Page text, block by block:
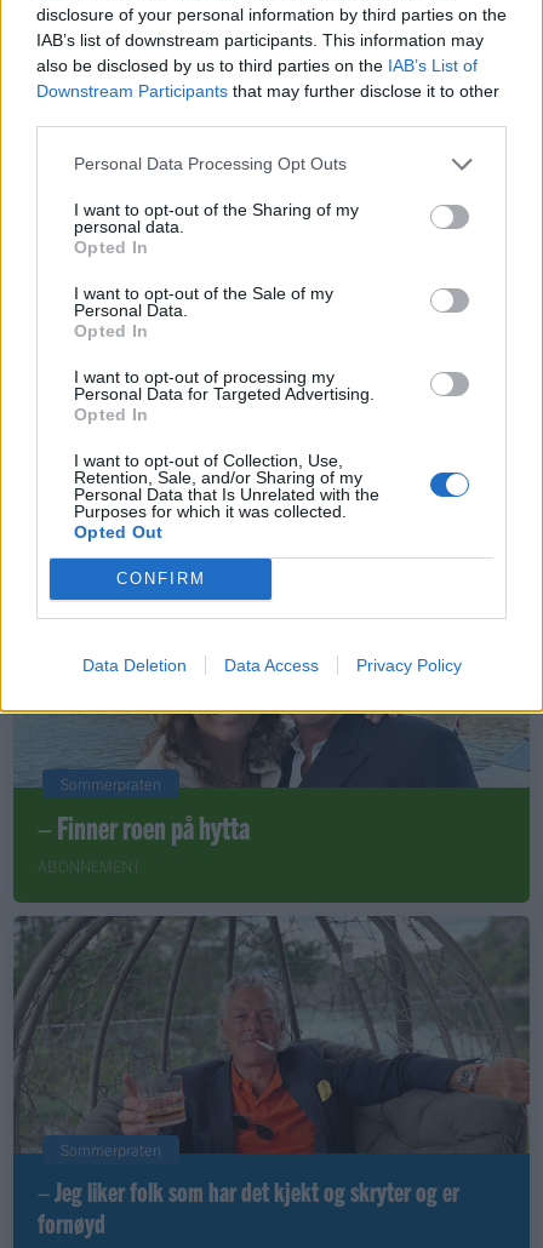
disclosure of your personal information by third parties on the
IAB’s list of downstream participants. This information may
also be disclosed by us to third parties on the IAB’s List of
Downstream Participants that may further disclose it to other
Personal Data Processing Opt Outs
I want to opt-out of the Sharing of my
personal data.
Opted In
I want to opt-out of the Sale of my
Personal Data.
Opted In
I want to opt-out of processing my
Personal Data for Targeted Advertising.
Opted In
I want to opt-out of Collection, Use,
Retention, Sale, and/or Sharing of my
Personal Data that Is Unrelated with the
Purposes for which it was collected.
Opted Out
CONFIRM
Data Deletion Data Access Privacy Policy
drukkenskapsarrest. Blir anmeldt for ordensforstyrrelse og
skadeverk.
Fornærmede blir kontaktet i morgen for ev anmeldelse på
0337 Dame melder om menn som plager henne i sentrum av
Ingen anm fra fornærmede.
være samboerpar som kranglet høytlydt etter bytur. En av
partene måtte overnatte hos nabo for å gjenopprette ro for
Mest lest siste syv dager
Sommerpraten
– Finner roen på hytta
ABONNEMENT
Sommerpraten
– Jeg liker folk som har det kjekt og skryter og er
fornøyd